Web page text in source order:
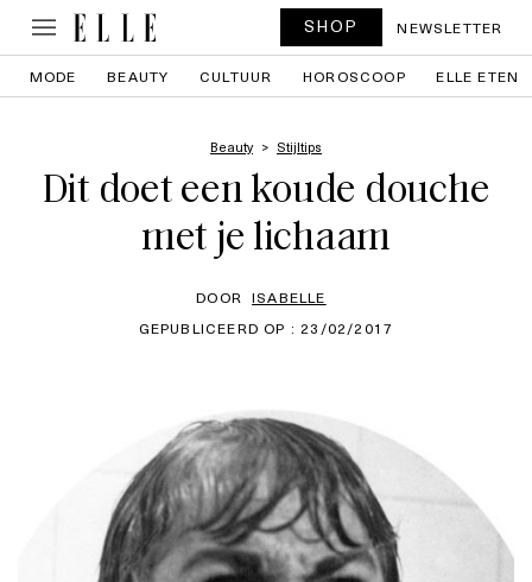
SHOP NEWSLETTER
MODE BEAUTY CULTUUR HOROSCOOP ELLE ETEN
Beauty Stijltips
Dit doet een koude douche
met je lichaam
DOOR ISABELLE
GEPUBLICEERD OP : 23/02/2017